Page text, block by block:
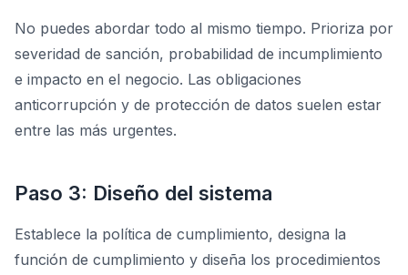
No puedes abordar todo al mismo tiempo. Prioriza por
severidad de sanción, probabilidad de incumplimiento
e impacto en el negocio. Las obligaciones
anticorrupción y de protección de datos suelen estar
entre las más urgentes.
Paso 3: Diseño del sistema
Establece la política de cumplimiento, designa la
función de cumplimiento y diseña los procedimientos